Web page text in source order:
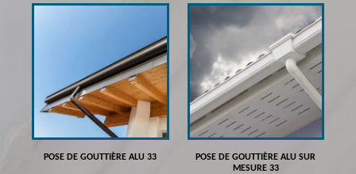
POSE DE GOUTTIÈRE ALU 33
POSE DE GOUTTIÈRE ALU SUR
MESURE 33